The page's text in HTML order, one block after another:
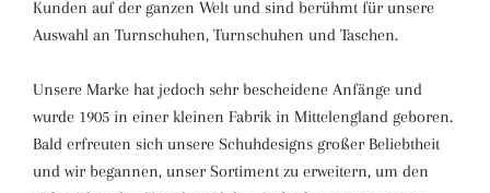
Kunden auf der ganzen Welt und sind berühmt für unsere
Auswahl an Turnschuhen, Turnschuhen und Taschen.
Unsere Marke hat jedoch sehr bescheidene Anfänge und
wurde 1905 in einer kleinen Fabrik in Mittelengland geboren.
Bald erfreuten sich unsere Schuhdesigns großer Beliebtheit
und wir begannen, unser Sortiment zu erweitern, um den